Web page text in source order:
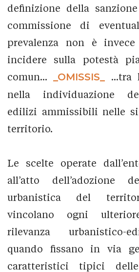
definizione della
commissione di
prevalenza non è
incidere sulla potestà
comun...
_OMISSIS_
...tra
nella individuazione
edilizi ammissibili nelle
territorio.
Le scelte operate
all’atto dell’adozione
urbanistica del
vincolano ogni
rilevanza urbanistico-
quando fissano in via
caratteristici tipici